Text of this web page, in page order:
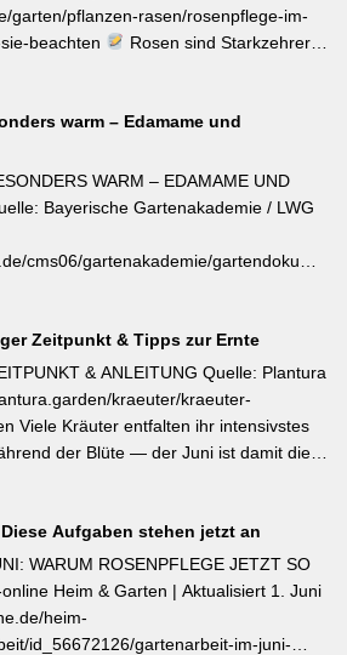
garten/pflanzen-rasen/rosenpflege-im-
beachten
Rosen sind Starkzehrer –
sein, damit sich die Pflanzen auf die
können. Der entscheidende Tipp für
Blüten mit 2–3 Blattstielpaaren
– das regt neue Knospen an und
[Thema-Tag: #Rosenpflege
warm – Edamame und
WARM – EDAMAME UND
Bayerische Gartenakademie / LWG
cms06/gartenakademie/
Soja) kann direkt gesät oder
sind bis Anfang Juli möglich,
Süßkartoffeln sind ausschließlich als
benötigen Wärme, Sonne und einen
Frisch geerntete Knollen müssen
Zeitpunkt & Tipps zur Ernte
& ANLEITUNG Quelle: Plantura
kraeuter/kraeuter-
Viele Kräuter entfalten ihr intensivstes
der Blüte — der Juni ist damit die
die Mittagshitze ätherische Öle
empfehlen sich ganze Triebspitzen statt
buschigen Neuaustrieb und
im Sommer. Für die Trocknung werden
schattigen, luftigen Ort aufgehängt
Aufgaben stehen jetzt an
WARUM ROSENPFLEGE JETZT SO
Heim & Garten | Aktualisiert 1. Juni
heim-
id_56672126/gartenarbeit-im-juni-